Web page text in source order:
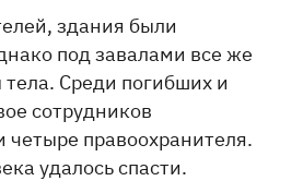
здания были
под завалами все же
Среди погибших и
сотрудников
четыре правоохранителя.
удалось спасти.